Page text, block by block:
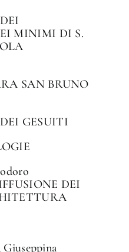
MINIMI DI S.
SAN BRUNO
GESUITI
DEI